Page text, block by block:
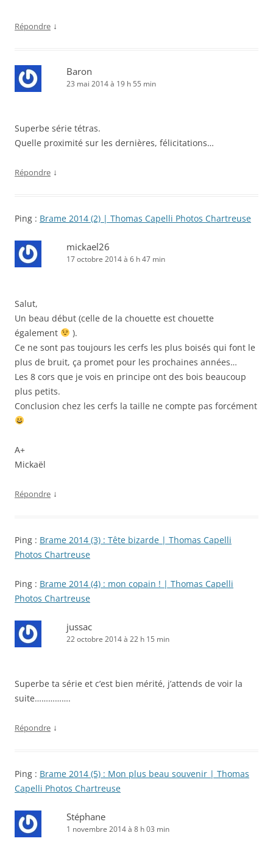
Répondre ↓
Baron
23 mai 2014 à 19 h 55 min
Superbe série tétras.
Quelle proximité sur les dernières, félicitations…
Répondre ↓
Ping : Brame 2014 (2) | Thomas Capelli Photos Chartreuse
mickael26
17 octobre 2014 à 6 h 47 min
Salut,
Un beau début (celle de la chouette est chouette
également
).
Ce ne sont pas toujours les cerfs les plus boisés qui font le
plus de bruit, ça promet pour les prochaines années…
Les 8 cors que je vois en principe ont des bois beaucoup
plus petits.
Conclusion chez les cerfs la taille ne compte pas forcément
A+
Mickaël
Répondre ↓
Ping : Brame 2014 (3) : Tête bizarde | Thomas Capelli
Photos Chartreuse
Ping : Brame 2014 (4) : mon copain ! | Thomas Capelli
Photos Chartreuse
jussac
22 octobre 2014 à 22 h 15 min
Superbe ta série et c’est bien mérité, j’attends de voir la
suite…………….
Répondre ↓
Ping : Brame 2014 (5) : Mon plus beau souvenir | Thomas
Capelli Photos Chartreuse
Stéphane
1 novembre 2014 à 8 h 03 min